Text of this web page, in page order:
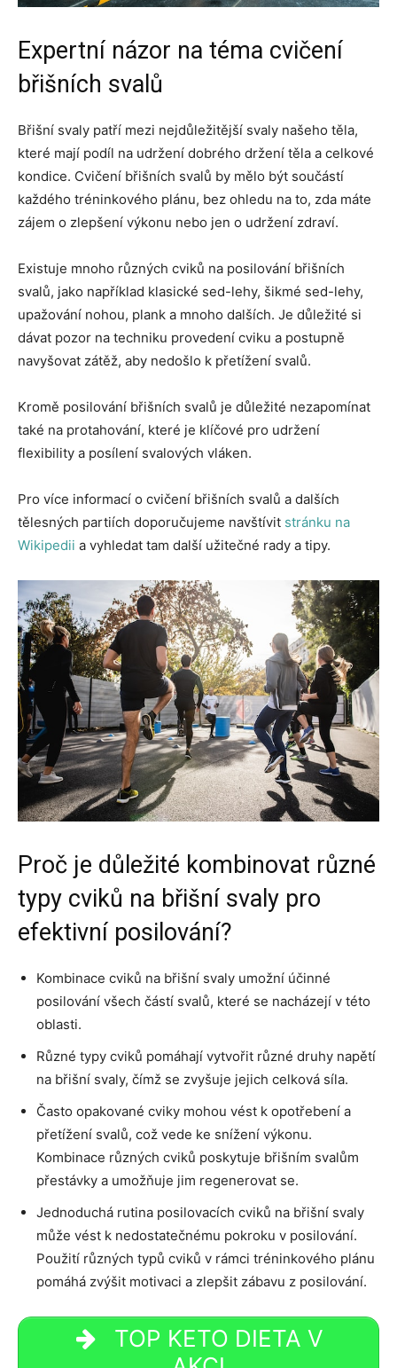
Expertní názor na téma cvičení
břišních svalů
Břišní svaly patří mezi nejdůležitější svaly našeho těla,
které mají podíl na udržení dobrého držení těla a celkové
kondice. Cvičení břišních svalů by mělo být součástí
každého tréninkového plánu, bez ohledu na to, zda máte
zájem o zlepšení výkonu nebo jen o udržení zdraví.
Existuje mnoho různých cviků na posilování břišních
svalů, jako například klasické sed-lehy, šikmé sed-lehy,
upažování nohou, plank a mnoho dalších. Je důležité si
dávat pozor na techniku provedení cviku a postupně
navyšovat zátěž, aby nedošlo k přetížení svalů.
Kromě posilování břišních svalů je důležité nezapomínat
také na protahování, které je klíčové pro udržení
flexibility a posílení svalových vláken.
Pro více informací o cvičení břišních svalů a dalších
tělesných partiích doporučujeme navštívit stránku na
Wikipedii a vyhledat tam další užitečné rady a tipy.
Proč je důležité kombinovat různé
typy cviků na břišní svaly pro
efektivní posilování?
Kombinace cviků na břišní svaly umožní účinné
posilování všech částí svalů, které se nacházejí v této
oblasti.
Různé typy cviků pomáhají vytvořit různé druhy napětí
na břišní svaly, čímž se zvyšuje jejich celková síla.
Často opakované cviky mohou vést k opotřebení a
přetížení svalů, což vede ke snížení výkonu.
Kombinace různých cviků poskytuje břišním svalům
přestávky a umožňuje jim regenerovat se.
Jednoduchá rutina posilovacích cviků na břišní svaly
může vést k nedostatečnému pokroku v posilování.
Použití různých typů cviků v rámci tréninkového plánu
pomáhá zvýšit motivaci a zlepšit zábavu z posilování.
TOP KETO DIETA V